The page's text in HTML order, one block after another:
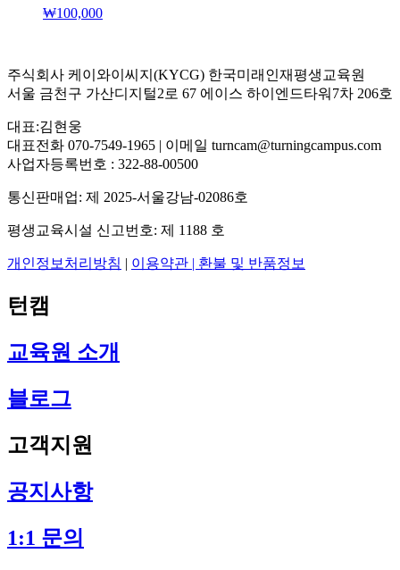
₩100,000
주식회사 케이와이씨지(KYCG) 한국미래인재평생교육원
서울 금천구 가산디지털2로 67 에이스 하이엔드타워7차 206호
대표:김현웅
대표전화 070-7549-1965 | 이메일 turncam@turningcampus.com
사업자등록번호 : 322-88-00500
통신판매업: 제 2025-서울강남-02086호
평생교육시설 신고번호: 제 1188 호
개인정보처리방침 | 이용약관 | 환불 및 반품정보
턴캠
교육원 소개
블로그
고객지원
공지사항
1:1 문의